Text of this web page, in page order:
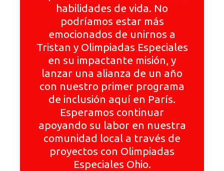
habilidades de vida. No
podríamos estar más
emocionados de unirnos a
Tristan y Olimpiadas Especiales
en su impactante misión, y
lanzar una alianza de un año
con nuestro primer programa
de inclusión aquí en París.
Esperamos continuar
apoyando su labor en nuestra
comunidad local a través de
proyectos con Olimpiadas
Especiales Ohio.